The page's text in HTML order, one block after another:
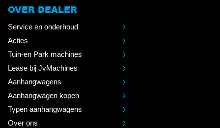
OVER DEALER
Service en onderhoud
Acties
Tuin-en Park machines
Lease bij JvMachines
Aanhangwagens
Aanhangwagen kopen
Typen aanhangwagens
Over ons